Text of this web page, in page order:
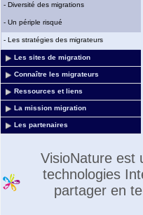
- Diversité des migrations
- Un périple risqué
- Les stratégies des migrateurs
Les sites de migration
Connaître les migrateurs
Ressources et liens
La mission migration
Les partenaires
VisioNature est
technologies
partager en